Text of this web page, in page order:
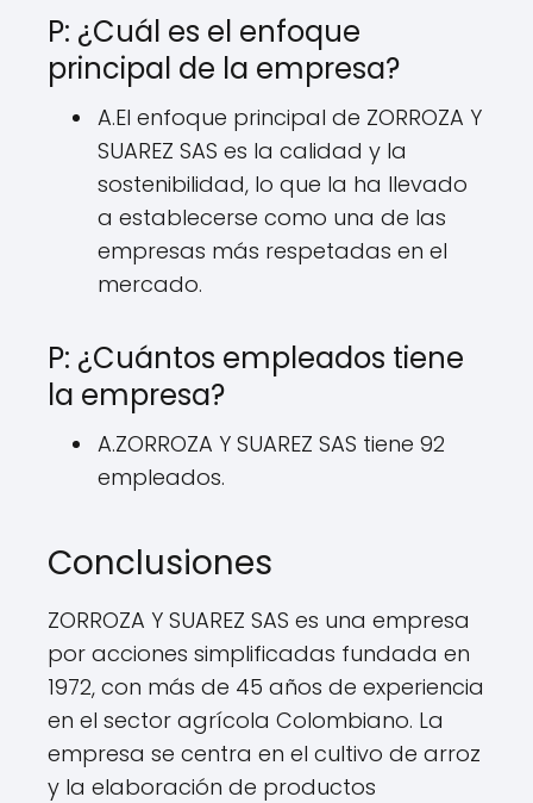
P: ¿Cuál es el enfoque
principal de la empresa?
A.El enfoque principal de ZORROZA Y
SUAREZ SAS es la calidad y la
sostenibilidad, lo que la ha llevado
a establecerse como una de las
empresas más respetadas en el
mercado.
P: ¿Cuántos empleados tiene
la empresa?
A.ZORROZA Y SUAREZ SAS tiene 92
empleados.
Conclusiones
ZORROZA Y SUAREZ SAS es una empresa
por acciones simplificadas fundada en
1972, con más de 45 años de experiencia
en el sector agrícola Colombiano. La
empresa se centra en el cultivo de arroz
y la elaboración de productos